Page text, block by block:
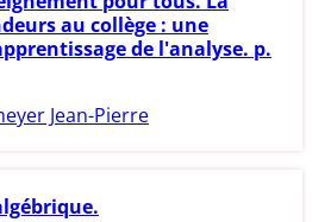
au collège : une
de l'analyse. p.
Jean-Pierre